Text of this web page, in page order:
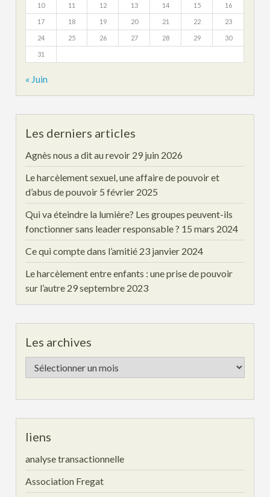
10 11 12 13 14 15 16
17 18 19 20 21 22 23
24 25 26 27 28 29 30
31
« Juin
Les derniers articles
Agnès nous a dit au revoir 29 juin 2026
Le harcèlement sexuel, une affaire de pouvoir et
d’abus de pouvoir 5 février 2025
Qui va éteindre la lumière? Les groupes peuvent-ils
fonctionner sans leader responsable ? 15 mars 2024
Ce qui compte dans l’amitié 23 janvier 2024
Le harcèlement entre enfants : une prise de pouvoir
sur l’autre 29 septembre 2023
Les archives
Les
archives
liens
analyse transactionnelle
Association Fregat